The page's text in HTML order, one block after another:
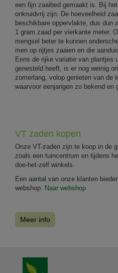
een fijn zaaibed gemaakt is. Bij
onkruidvrij zijn. De hoeveelheid
beschikbare oppervlakte, dus dun
1 gram zaad per vierkante meter.
mengsel beter te kunnen
men op rijtjes zaaien en die
Eens de rijke variatie van plantjes
genesteld heeft, is er nog weinig
zomerlang, volop genieten van de
waarvoor eenjarigen zo bekend en
VT zaden kopen
Onze VT-zaden zijn te koop in de
zoals een tuincentrum en tijdens
doe-het-zelf winkels.
Een aantal van onze klanten
webshop.
Naar webshop
Meer info